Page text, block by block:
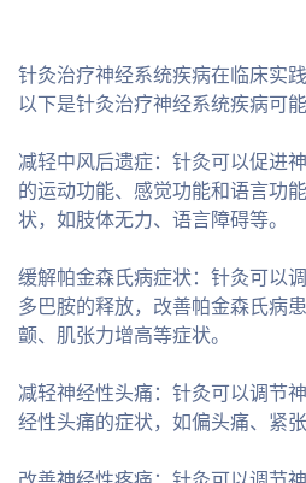
针灸治疗神经系统疾病在临床实
以下是针灸治疗神经系统疾病可
减轻中风后遗症：针灸可以促进
的运动功能、感觉功能和语言功
状，如肢体无力、语言障碍等。
缓解帕金森氏病症状：针灸可以
多巴胺的释放，改善帕金森氏病
颤、肌张力增高等症状。
减轻神经性头痛：针灸可以调节
经性头痛的症状，如偏头痛、紧张